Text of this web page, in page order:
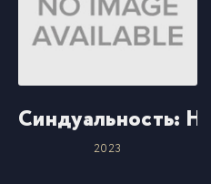
Синдуальность:
2023